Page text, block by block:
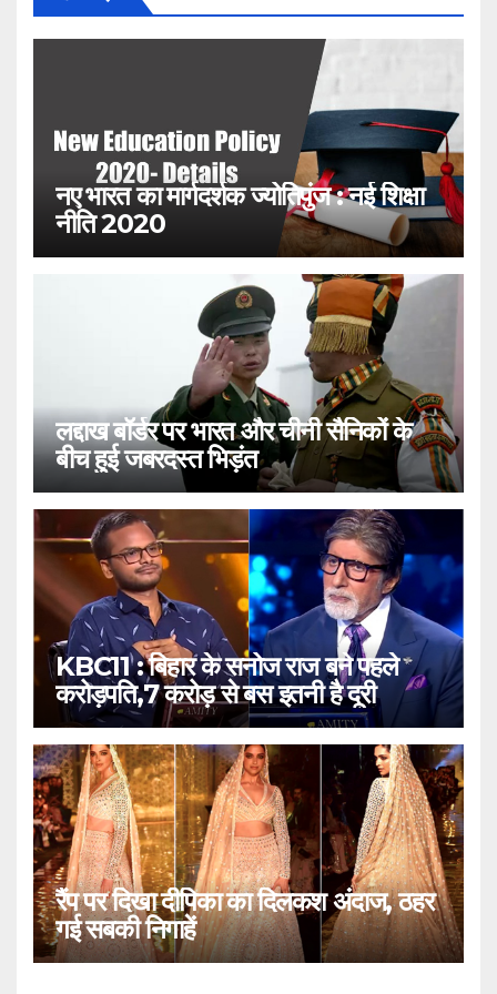
नए भारत का मार्गदर्शक ज्योतिपुंज : नई शिक्षा
नीति 2020
लद्दाख बॉर्डर पर भारत और चीनी सैनिकों के
बीच हुई जबरदस्त भिड़ंत
KBC11 : बिहार के सनोज राज बने पहले
करोड़पति,7 करोड़ से बस इतनी है दूरी
रैंप पर दिखा दीपिका का दिलकश अंदाज, ठहर
गई सबकी निगाहें